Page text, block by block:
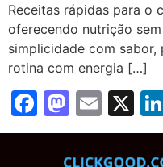
Receitas rápidas para o
oferecendo nutrição
simplicidade com
rotina com energia […]
Facebook
X